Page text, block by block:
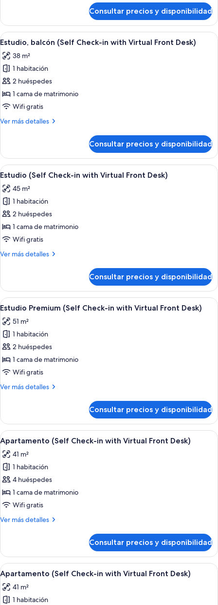
Front
Desk)
(Self
Check-
in
Virtual
Front
Desk)
Consultar precios y disponibilidad
Abrir
todas
las
fotos
de
Estudio,
balcón
Check-
Virtual
Front
Desk)
Estudio, balcón (Self Check-in with
7
Estudio, balcón (Self Check-in with Virtual Front Desk)
38 m²
1 habitación
2 huéspedes
1 cama de matrimonio
Wifi gratis
Ver más detalles
Más
balcón
(Self
Check-
with
Virtual
Front
Desk)
Consultar precios y disponibilidad
Abrir
todas
las
fotos
de
Estudio
(Self
in
Front
Desk)
Un dormitorio moderno con cama,
6
Estudio (Self Check-in with Virtual Front Desk)
45 m²
1 habitación
2 huéspedes
1 cama de matrimonio
Wifi gratis
Ver más detalles
Más
(Self
Check-
in
Virtual
Front
Desk)
Consultar precios y disponibilidad
Abrir
todas
las
fotos
de
Estudio
Premium
Check-
Virtual
Front
Desk)
Estudio Premium (Self Check-in
6
Estudio Premium (Self Check-in with Virtual Front Desk)
51 m²
1 habitación
2 huéspedes
1 cama de matrimonio
Wifi gratis
Ver más detalles
Más
Premium
(Self
Check-
with
Virtual
Front
Desk)
Consultar precios y disponibilidad
Abrir
todas
las
fotos
de
Apartamento
(Self
in
Front
Desk)
Una habitación de hotel moderna
7
Apartamento (Self Check-in with Virtual Front Desk)
41 m²
1 habitación
4 huéspedes
1 cama de matrimonio
Wifi gratis
Ver más detalles
Más
(Self
Check-
in
with
Virtual
Front
Consultar precios y disponibilidad
Abrir
todas
las
fotos
Una habitación de hotel moderna
6
Apartamento (Self Check-in with Virtual Front Desk)
41 m²
1 habitación